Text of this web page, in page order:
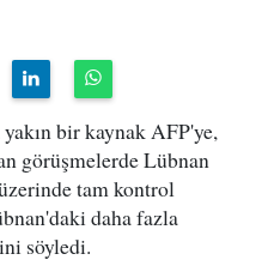
bir kaynak AFP'ye,
görüşmelerde Lübnan
tam kontrol
daha fazla
söyledi.